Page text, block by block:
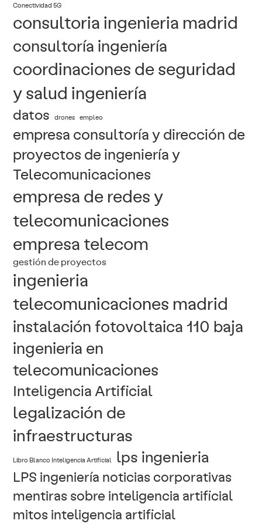
Conectividad 5G
consultoria ingenieria madrid
consultoría ingeniería
coordinaciones de seguridad
y salud ingeniería
datos drones empleo
empresa consultoría y dirección de
proyectos de ingeniería y
Telecomunicaciones
empresa de redes y
telecomunicaciones
empresa telecom
gestión de proyectos
ingenieria
telecomunicaciones madrid
instalación fotovoltaica 110 baja
ingenieria en
telecomunicaciones
Inteligencia Artificial
legalización de
infraestructuras
Libro Blanco Inteligencia Artificial lps ingenieria
LPS ingeniería noticias corporativas
mentiras sobre inteligencia artificial
mitos inteligencia artificial